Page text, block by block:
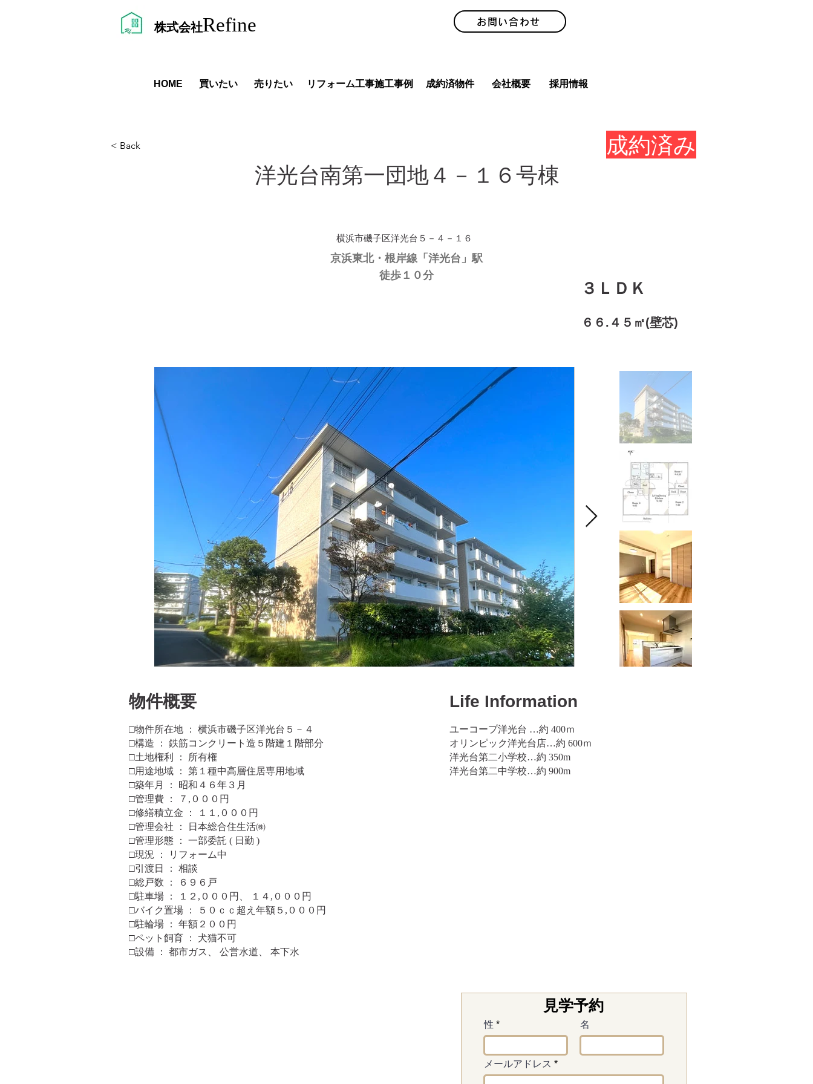
株式会社Refine お問い合わせ
HOME ​買いたい 売りたい リフォーム工事施工事例 成約済物件 会社概要 採用情報
< Back 成約済み
洋光台南第一団地４－１６号棟
横浜市磯子区洋光台５－４－１６
３ＬＤＫ
京浜東北・根岸線「洋光台」駅
徒歩１０分
６６.４５㎡(壁芯)
​物件概要 Life Information
□物件所在地 ： 横浜市磯子区洋光台５－４
□構造 ： 鉄筋コンクリート造５階建１階部分
□土地権利 ： 所有権
□用途地域 ： 第１種中高層住居専用地域
□築年月 ： 昭和４６年３月
□管理費 ： ７,０００円
□修繕積立金 ： １１,０００円
□管理会社 ： 日本総合住生活㈱
□管理形態 ： 一部委託 ( 日勤 )
□現況 ： リフォーム中
□引渡日 ： 相談
□総戸数 ： ６９６戸
□駐車場 ： １２,０００円、 １４,０００円
□バイク置場 ： ５０ｃｃ超え年額５,０００円
□駐輪場 ： 年額２００円
□ペット飼育 ： 犬猫不可
□設備 ： 都市ガス、 公営水道、 本下水
ユーコープ洋光台 …約 400ｍ
オリンピック洋光台店…約 600ｍ
洋光台第二小学校…約 350m
洋光台第二中学校…約 900m
見学予約
性 名
メールアドレス